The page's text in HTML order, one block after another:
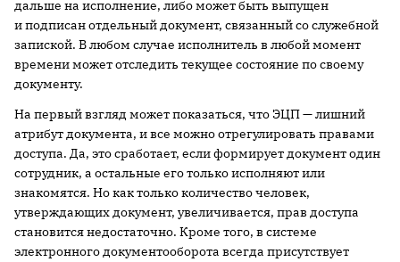
дальше на исполнение, либо может быть выпущен
и подписан отдельный документ, связанный со служебной
запиской. В любом случае исполнитель в любой момент
времени может отследить текущее состояние по своему
документу.
На первый взгляд может показаться, что ЭЦП — лишний
атрибут документа, и все можно отрегулировать правами
доступа. Да, это сработает, если формирует документ один
сотрудник, а остальные его только исполняют или
знакомятся. Но как только количество человек,
утверждающих документ, увеличивается, прав доступа
становится недостаточно. Кроме того, в системе
электронного документооборота всегда присутствует